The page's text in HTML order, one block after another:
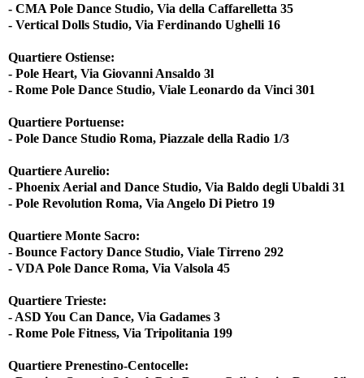
- CMA Pole Dance Studio, Via della Caffarelletta 35
- Vertical Dolls Studio, Via Ferdinando Ughelli 16
Quartiere Ostiense:
- Pole Heart, Via Giovanni Ansaldo 3l
- Rome Pole Dance Studio, Viale Leonardo da Vinci 301
Quartiere Portuense:
- Pole Dance Studio Roma, Piazzale della Radio 1/3
Quartiere Aurelio:
- Phoenix Aerial and Dance Studio, Via Baldo degli Ubaldi 31
- Pole Revolution Roma, Via Angelo Di Pietro 19
Quartiere Monte Sacro:
- Bounce Factory Dance Studio, Viale Tirreno 292
- VDA Pole Dance Roma, Via Valsola 45
Quartiere Trieste:
- ASD You Can Dance, Via Gadames 3
- Rome Pole Fitness, Via Tripolitania 199
Quartiere Prenestino-Centocelle: